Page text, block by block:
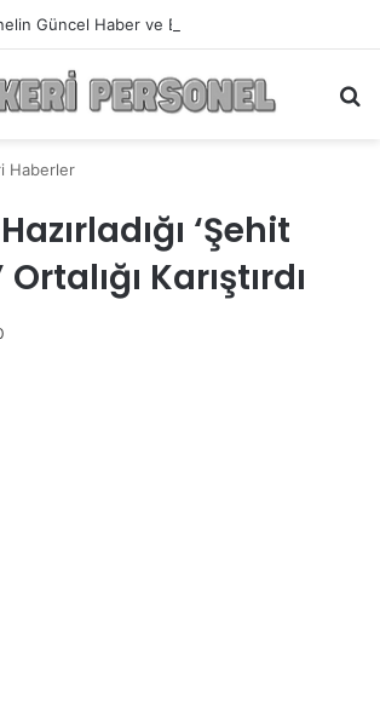
Güncel Haber ve Bilgi Sitesi.
Haberler
‘Şehit
Karıştırdı